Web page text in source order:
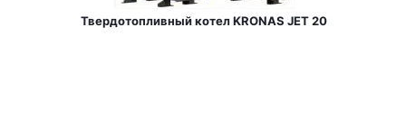
Твердотопливный котел KRONAS JET 20